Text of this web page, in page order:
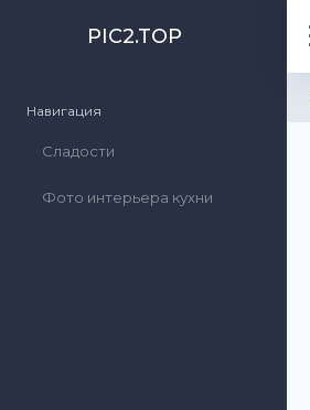
PIC2.TOP
Навигация
Сладости
Фото интерьера кухни